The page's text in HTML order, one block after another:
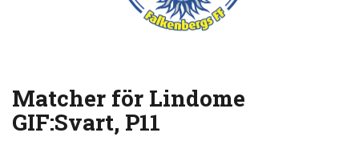
Matcher för Lindome
GIF:Svart, P11